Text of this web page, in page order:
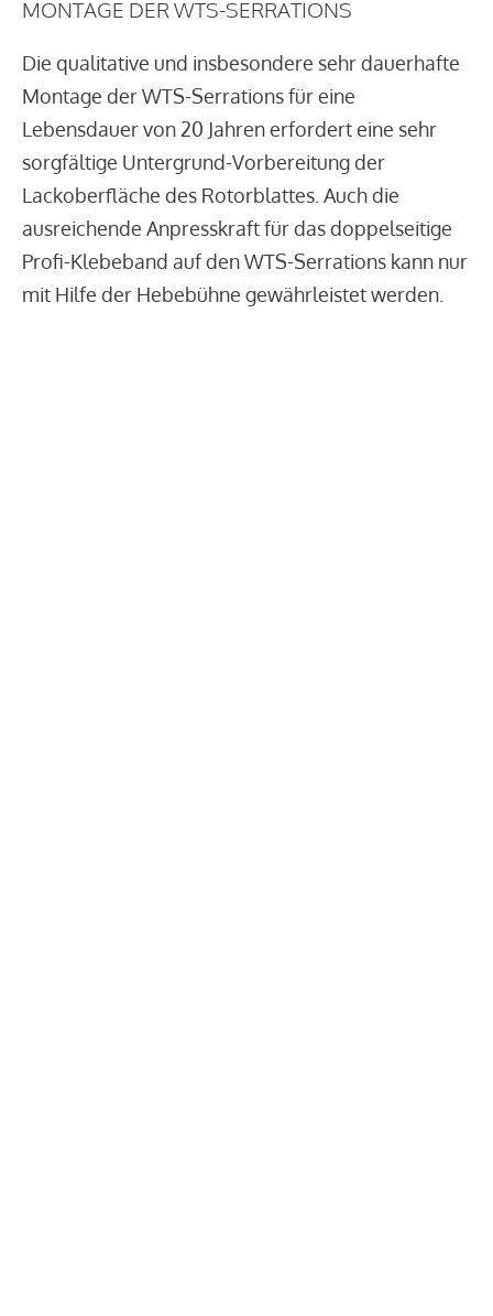
MONTAGE DER WTS-SERRATIONS
Die qualitative und insbesondere sehr dauerhafte
Montage der WTS-Serrations für eine
Lebensdauer von 20 Jahren erfordert eine sehr
sorgfältige Untergrund-Vorbereitung der
Lackoberfläche des Rotorblattes. Auch die
ausreichende Anpresskraft für das doppelseitige
Profi-Klebeband auf den WTS-Serrations kann nur
mit Hilfe der Hebebühne gewährleistet werden.